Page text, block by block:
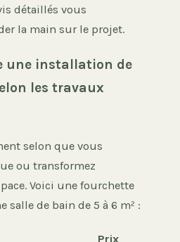
détaillés vous
la main sur le projet.
une installation de
les travaux
selon que vous
ou transformez
Voici une fourchette
salle de bain de 5 à 6 m² :
Prix